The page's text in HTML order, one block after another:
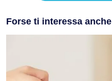
Forse ti interessa anche